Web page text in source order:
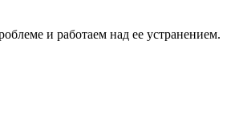
и работаем над ее устранением.